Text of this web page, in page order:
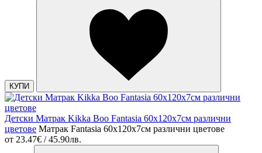
КУПИ
Детски Матрак Kikka Boo Fantasia 60x120x7см различни
цветове Матрак Fantasia 60x120x7см различни цветове
от 23.47€ / 45.90лв.